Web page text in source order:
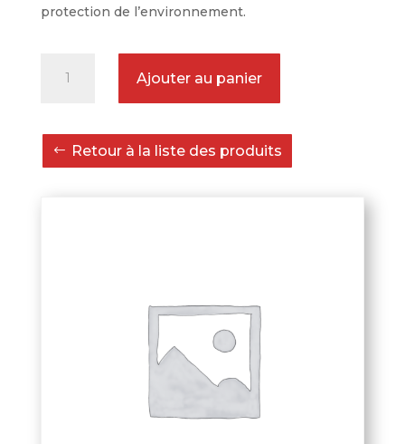
protection de l’environnement.
incassable
375
Ajouter au panier
Retour à la liste des produits